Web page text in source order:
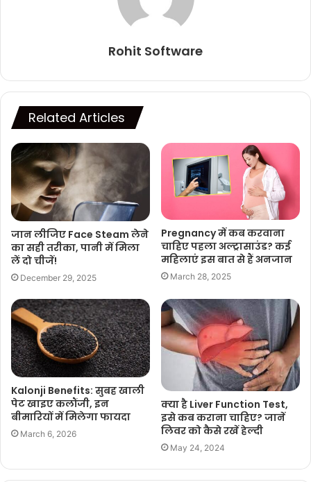
Rohit Software
Related Articles
जान लीजिए Face Steam लेने
का सही तरीका, पानी में मिला
लें दो चीजें!
December 29, 2025
Pregnancy में कब करवाना
चाहिए पहला अल्ट्रासाउंड? कई
महिलाएं इस बात से हैं अनजान
March 28, 2025
Kalonji Benefits: सुबह खाली
पेट खाइए कलौंजी, इन
बीमारियों में मिलेगा फायदा
March 6, 2026
क्या है Liver Function Test,
इसे कब कराना चाहिए? जानें
लिवर को कैसे रखें हेल्दी
May 24, 2024